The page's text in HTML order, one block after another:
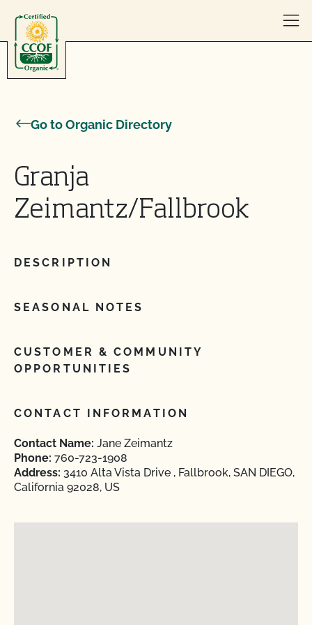
Go to Organic Directory
Granja
Zeimantz/Fallbrook
DESCRIPTION
SEASONAL NOTES
CUSTOMER & COMMUNITY
OPPORTUNITIES
CONTACT INFORMATION
Contact Name: Jane Zeimantz
Phone: 760-723-1908
Address: 3410 Alta Vista Drive , Fallbrook, SAN DIEGO,
California 92028, US